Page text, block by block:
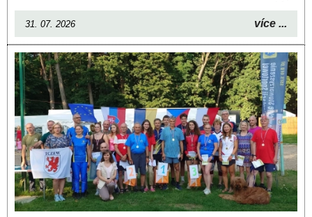
31. 07. 2026 více ...